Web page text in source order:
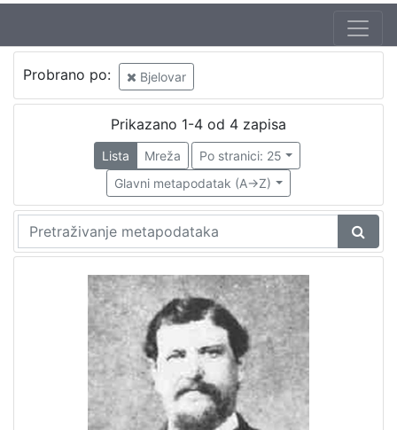
Probrano po: Bjelovar
Prikazano 1-4 od 4 zapisa
Lista Mreža
Po stranici: 25
Glavni metapodatak (A->Z)